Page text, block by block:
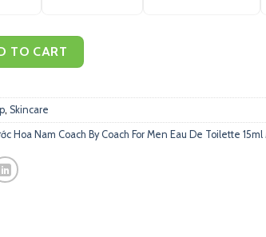
236ml quantity
TO CART
, Skincare
Hoa Nam Coach By Coach For Men Eau De Toilette